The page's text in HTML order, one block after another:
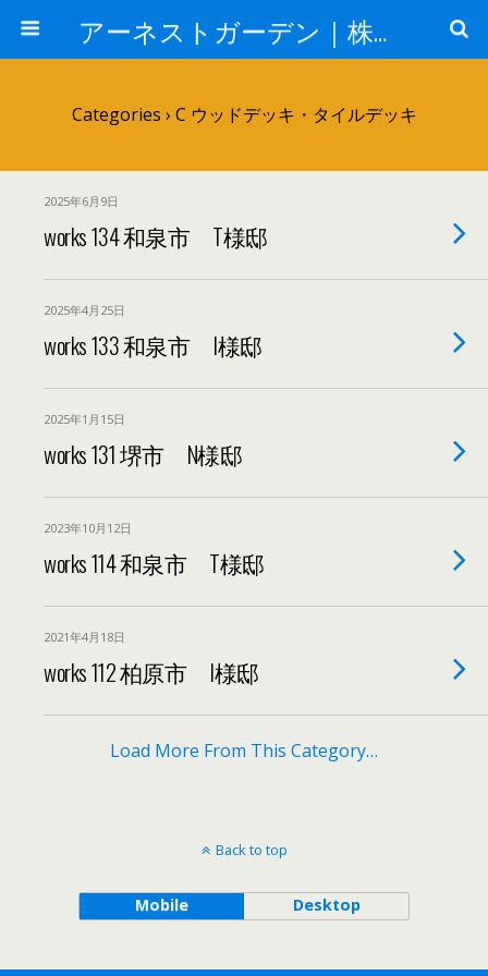
アーネストガーデン｜株式会社三栄建設
Categories › C ウッドデッキ・タイルデッキ
2025年6月9日
works 134 和泉市 T様邸
2025年4月25日
works 133 和泉市 I様邸
2025年1月15日
works 131 堺市 N様邸
2023年10月12日
works 114 和泉市 T様邸
2021年4月18日
works 112 柏原市 I様邸
Load More From This Category…
Back to top
Mobile Desktop